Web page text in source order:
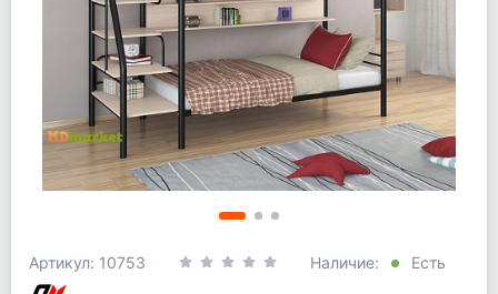
Артикул: 10753 Наличие: Есть